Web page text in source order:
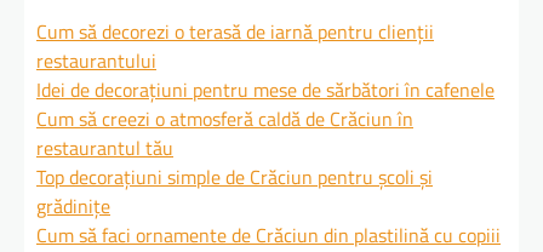
Cum să decorezi o terasă de iarnă pentru clienții
restaurantului
Idei de decorațiuni pentru mese de sărbători în cafenele
Cum să creezi o atmosferă caldă de Crăciun în
restaurantul tău
Top decorațiuni simple de Crăciun pentru școli și
grădinițe
Cum să faci ornamente de Crăciun din plastilină cu copiii